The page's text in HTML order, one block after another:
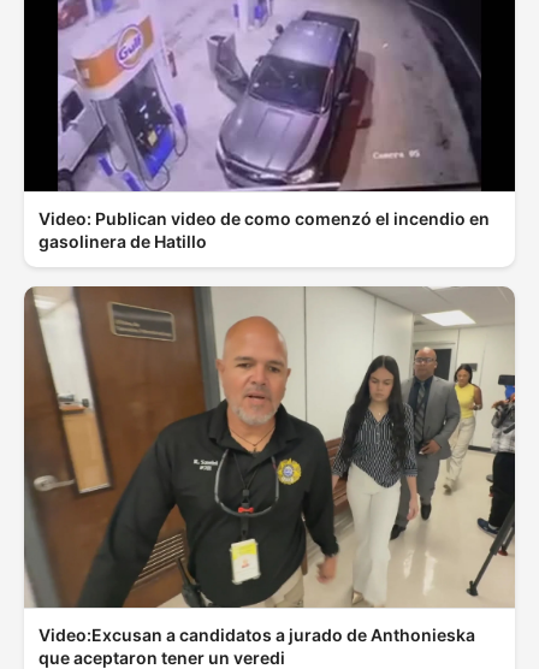
Video: Publican video de como comenzó el incendio en
gasolinera de Hatillo
Video:Excusan a candidatos a jurado de Anthonieska
que aceptaron tener un veredi